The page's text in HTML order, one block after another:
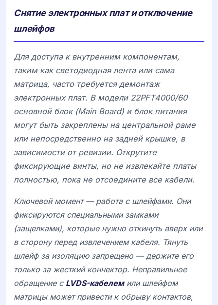
Снятие электронных плат и отключение
шлейфов
Для доступа к внутренним компонентам,
таким как светодиодная лента или сама
матрица, часто требуется демонтаж
электронных плат. В модели 22PFT4000/60
основной блок (Main Board) и блок питания
могут быть закреплены на центральной раме
или непосредственно на задней крышке, в
зависимости от ревизии. Открутите
фиксирующие винты, но не извлекайте платы
полностью, пока не отсоедините все кабели.
Ключевой момент — работа с шлейфами. Они
фиксируются специальными замками
(защелками), которые нужно откинуть вверх или
в сторону перед извлечением кабеля. Тянуть
шлейф за изоляцию запрещено — держите его
только за жесткий коннектор. Неправильное
обращение с LVDS-кабелемили шлейфом
матрицы может привести к обрыву контактов,